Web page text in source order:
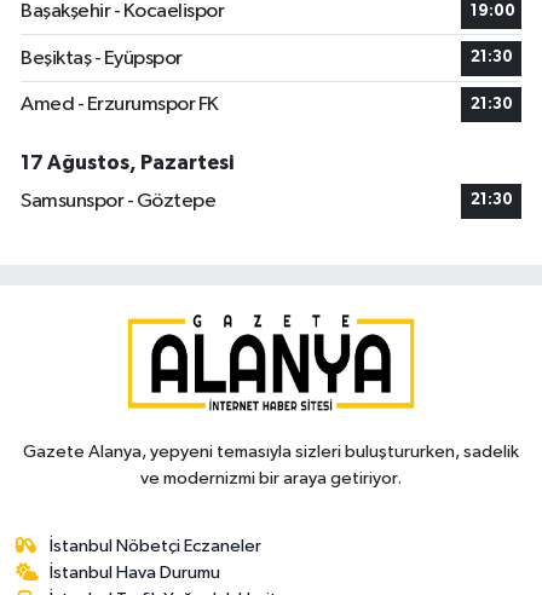
Başakşehir - Kocaelispor
19:00
Beşiktaş - Eyüpspor 21:30
Amed - Erzurumspor FK 21:30
17 Ağustos, Pazartesi
Samsunspor - Göztepe
21:30
Gazete Alanya, yepyeni temasıyla sizleri buluştururken, sadelik
ve modernizmi bir araya getiriyor.
İstanbul Nöbetçi Eczaneler
İstanbul Hava Durumu